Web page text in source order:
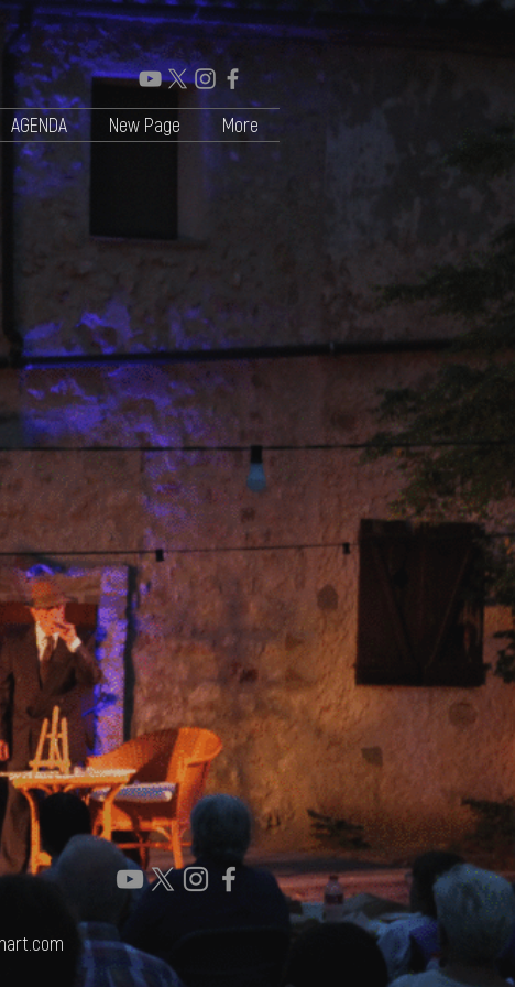
AGENDA New Page More